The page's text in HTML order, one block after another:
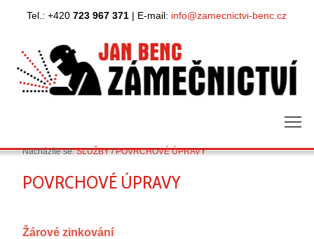
Tel.: +420723 967 371 | E-mail: info@zamecnictvi-benc.cz
Nacházíte se:SLUŽBY/POVRCHOVÉ ÚPRAVY
POVRCHOVÉ ÚPRAVY
Žárové zinkování